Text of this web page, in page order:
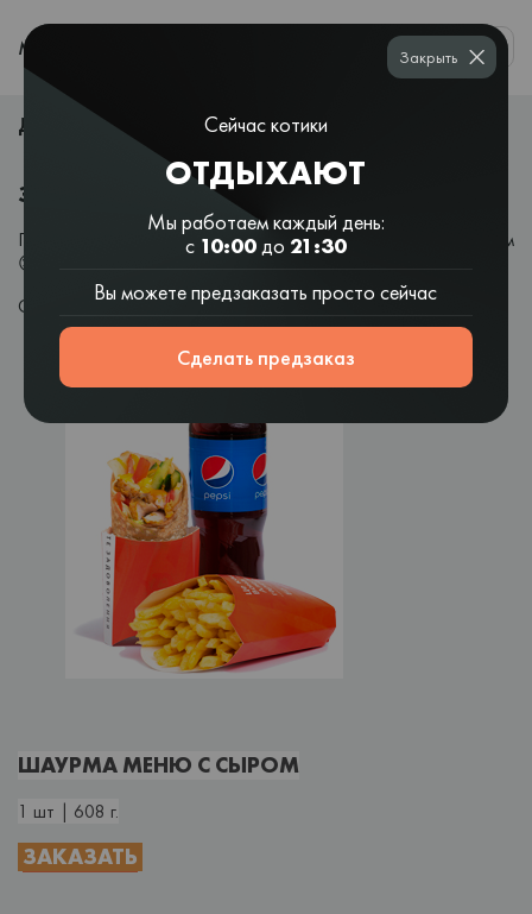
МЕНЮ 0
ДЕРЖИ -50% НА ШАУРМУ МЕНЮ С СЫРОМ.
ЗАКАЗЫВАЕШЬ НА КОТОСУШИ ВПЕРВЫЕ?
Получи скидку -50% на топ шаурма меню с курочкой и сыром
😌 Забирай всего за 179 грн.
Скорее добавляй его в корзину и вводи промокод "cheese".
ШАУРМА МЕНЮ С СЫРОМ
1 шт | 608 г.
ЗАКАЗАТЬ
Сейчас котики
ОТДЫХАЮТ
Мы работаем каждый день:
с 10:00до 21:30
Вы можете предзаказать просто сейчас
Сделать предзаказ
Закрыть